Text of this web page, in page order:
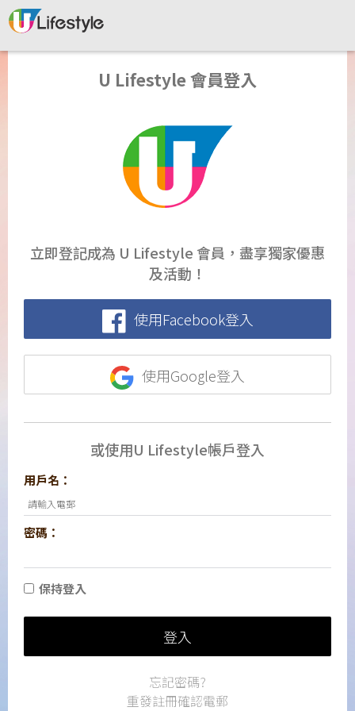
U Lifestyle 會員登入
立即登記成為 U Lifestyle 會員，盡享獨家優惠
及活動！
使用Facebook登入
使用Google登入
或使用U Lifestyle帳戶登入
用戶名：
密碼：
保持登入
登入
忘記密碼?
重發註冊確認電郵